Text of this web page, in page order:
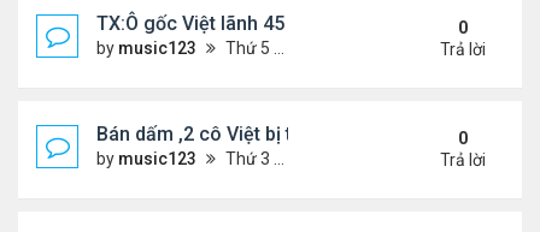
TX:Ô gốc Việt lãnh 45 năm tù vì lạm dụng tình dục
by music123 Thứ 5 Tháng 4 30, 2026 6:28 pm
0
Trả lời
Bán dấm ,2 cô Việt bị tịch thu hơn $291,000 tiền
by music123 Thứ 3 Tháng 4 21, 2026 6:43 pm
0
Trả lời